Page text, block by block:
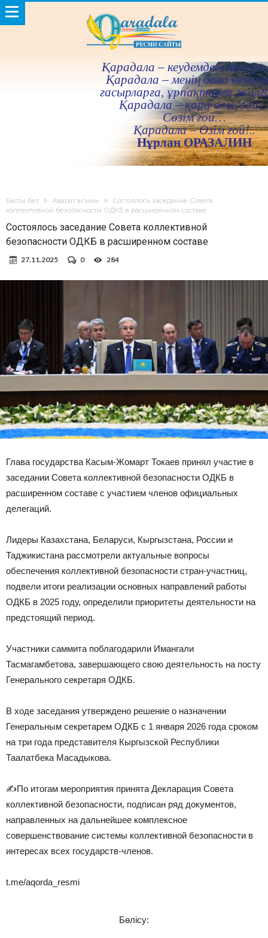
Қарадала – кеудемдегi жез үн
Қарадала – менiң бала кезiм
ғасырларға, ұрпақтарға
Қарадала – қара өлең
Сөзiм ғой…
Қарадала – Өзiм ғой!..
Нұрлан ОРАЗАЛИН
Басты бет Ақпарат ағыны
Состоялось заседание Совета
коллективной безопасности ОДКБ в расширенном составе
Состоялось заседание Совета коллективной
безопасности ОДКБ в расширенном составе
27.11.2025 0 284
Глава государства Касым-Жомарт Токаев принял участие в
заседании Совета коллективной безопасности ОДКБ в
расширенном составе с участием членов официальных
делегаций.
Лидеры Казахстана, Беларуси, Кыргызстана, России и
Таджикистана рассмотрели актуальные вопросы
обеспечения коллективной безопасности стран-участниц,
подвели итоги реализации основных направлений работы
ОДКБ в 2025 году, определили приоритеты деятельности на
предстоящий период.
Участники саммита поблагодарили Имангали
Тасмагамбетова, завершающего свою деятельность на посту
Генерального секретаря ОДКБ.
В ходе заседания утверждено решение о назначении
Генеральным секретарем ОДКБ с 1 января 2026 года сроком
на три года представителя Кыргызской Республики
Таалатбека Масадыкова.
✍️По итогам мероприятия принята Декларация Совета
коллективной безопасности, подписан ряд документов,
направленных на дальнейшее комплексное
совершенствование системы коллективной безопасности в
интересах всех государств-членов.
t.me/aqorda_resmi
Бөлісу: